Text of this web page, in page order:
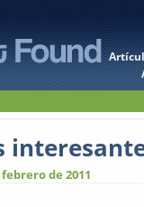
de 2011